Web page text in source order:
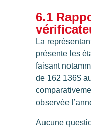
6.1
La
présente les
faisant
de 162 136$
observée
Aucune